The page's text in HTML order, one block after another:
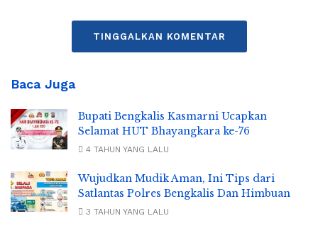
TINGGALKAN KOMENTAR
Baca Juga
Bupati Bengkalis Kasmarni Ucapkan
Selamat HUT Bhayangkara ke-76
4 TAHUN YANG LALU
Wujudkan Mudik Aman, Ini Tips dari
Satlantas Polres Bengkalis Dan Himbuan
3 TAHUN YANG LALU